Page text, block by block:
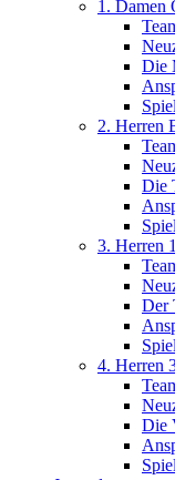
1. Damen
Die
2. Herren
Die
3. Herren
Der
4. Herren
Die